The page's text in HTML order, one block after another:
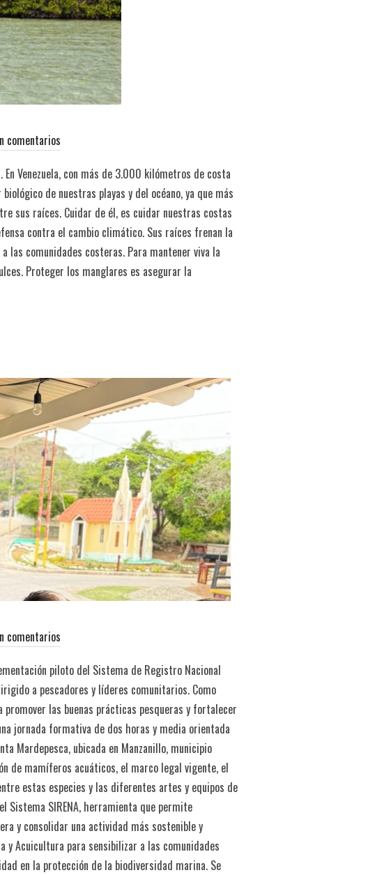
comentarios
Venezuela, con más de 3.000 kilómetros de costa
de nuestras playas y del océano, ya que más
sus raíces. Cuidar de él, es cuidar nuestras costas
contra el cambio climático. Sus raíces frenan la
las comunidades costeras. Para mantener viva la
Proteger los manglares es asegurar la
comentarios
piloto del Sistema de Registro Nacional
a pescadores y líderes comunitarios. Como
las buenas prácticas pesqueras y fortalecer
jornada formativa de dos horas y media orientada
Mardepesca, ubicada en Manzanillo, municipio
de mamíferos acuáticos, el marco legal vigente, el
estas especies y las diferentes artes y equipos de
Sistema SIRENA, herramienta que permite
y consolidar una actividad más sostenible y
y Acuicultura para sensibilizar a las comunidades
en la protección de la biodiversidad marina. Se